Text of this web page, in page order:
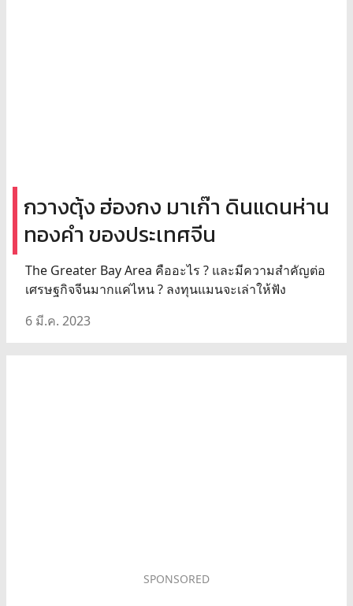
กวางตุ้ง ฮ่องกง มาเก๊า ดินแดนห่าน
ทองคำ ของประเทศจีน
The Greater Bay Area คืออะไร ? และมีความสำคัญต่อ
เศรษฐกิจจีนมากแค่ไหน ? ลงทุนแมนจะเล่าให้ฟัง
6 มี.ค. 2023
SPONSORED